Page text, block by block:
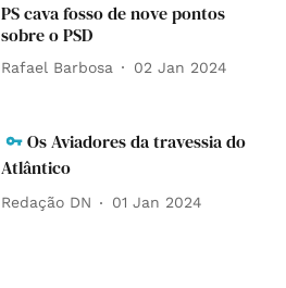
PS cava fosso de nove pontos
sobre o PSD
Rafael Barbosa 02 Jan 2024
Os Aviadores da travessia do
Atlântico
Redação DN 01 Jan 2024